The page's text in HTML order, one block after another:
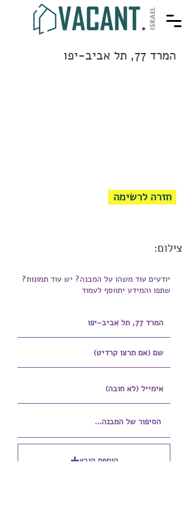
המרד 77, תל אביב-יפו
חזרה לרשימה
צילום:
יודעים עוד משהו על המבנה? יש עוד תמונות?
שתפו והמידע יתווסף לעמוד
הוספת קובץ